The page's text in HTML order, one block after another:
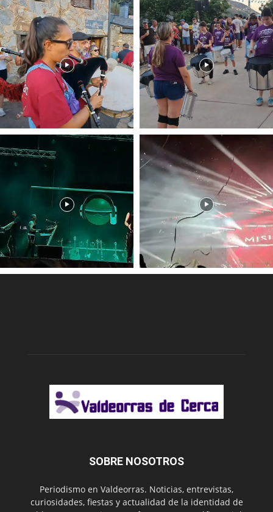
SOBRE NOSOTROS
Periodismo en Valdeorras. Noticias, entrevistas,
curiosidades, fiestas y actualidad de la identidad de